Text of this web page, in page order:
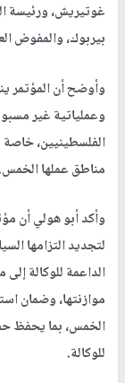
غوتيريش، ورئيسة
بيربوك، والمفوض
وأوضح أن المؤتمر
وعملياتية غير
الفلسطينيين،
مناطق عملها
وأكد أبو هولي أن
لتجديد التزامها
الداعمة للوكالة
موازنتها، وضمان
الخمس، بما يحفظ
للوكالة.